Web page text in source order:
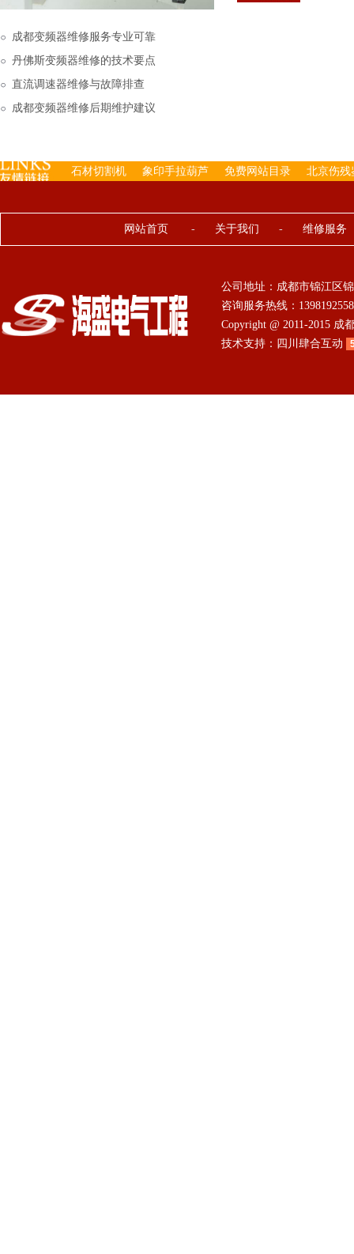
下来的，机内已经存有
成都变频器维修服务专业可靠
丹佛斯变频器维修的技术要点
直流调速器维修与故障排查
成都变频器维修后期维护建议
石材切割机 象印手拉葫芦 免费网站目录 北京伤残
网站首页 - 关于我们 - 维修服务
公司地址：成都市锦江区
咨询服务热线：
Copyright @ 2011-2015
技术支持： 四川肆合互动